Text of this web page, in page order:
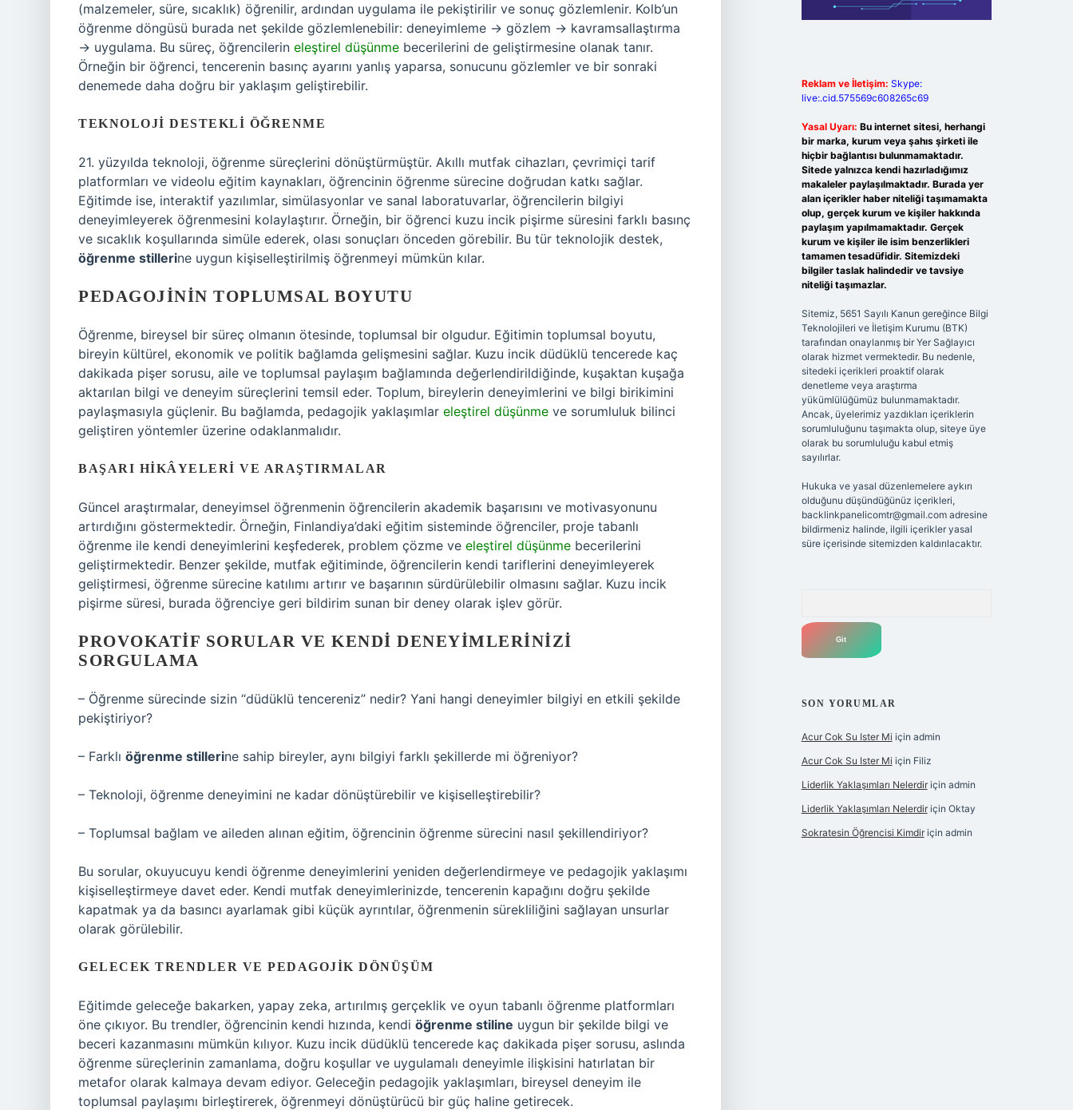
(malzemeler, süre, sıcaklık) öğrenilir, ardından uygulama ile pekiştirilir ve sonuç gözlemlenir. Kolb’un
öğrenme döngüsü burada net şekilde gözlemlenebilir: deneyimleme → gözlem → kavramsallaştırma
→ uygulama. Bu süreç, öğrencilerin eleştirel düşünme becerilerini de geliştirmesine olanak tanır.
Örneğin bir öğrenci, tencerenin basınç ayarını yanlış yaparsa, sonucunu gözlemler ve bir sonraki
denemede daha doğru bir yaklaşım geliştirebilir.
TEKNOLOJI DESTEKLI ÖĞRENME
21. yüzyılda teknoloji, öğrenme süreçlerini dönüştürmüştür. Akıllı mutfak cihazları, çevrimiçi tarif
platformları ve videolu eğitim kaynakları, öğrencinin öğrenme sürecine doğrudan katkı sağlar.
Eğitimde ise, interaktif yazılımlar, simülasyonlar ve sanal laboratuvarlar, öğrencilerin bilgiyi
deneyimleyerek öğrenmesini kolaylaştırır. Örneğin, bir öğrenci kuzu incik pişirme süresini farklı basınç
ve sıcaklık koşullarında simüle ederek, olası sonuçları önceden görebilir. Bu tür teknolojik destek,
öğrenme stillerine uygun kişiselleştirilmiş öğrenmeyi mümkün kılar.
PEDAGOJININ TOPLUMSAL BOYUTU
Öğrenme, bireysel bir süreç olmanın ötesinde, toplumsal bir olgudur. Eğitimin toplumsal boyutu,
bireyin kültürel, ekonomik ve politik bağlamda gelişmesini sağlar. Kuzu incik düdüklü tencerede kaç
dakikada pişer sorusu, aile ve toplumsal paylaşım bağlamında değerlendirildiğinde, kuşaktan kuşağa
aktarılan bilgi ve deneyim süreçlerini temsil eder. Toplum, bireylerin deneyimlerini ve bilgi birikimini
paylaşmasıyla güçlenir. Bu bağlamda, pedagojik yaklaşımlar eleştirel düşünme ve sorumluluk bilinci
geliştiren yöntemler üzerine odaklanmalıdır.
BAŞARI HIKÂYELERI VE ARAŞTIRMALAR
Güncel araştırmalar, deneyimsel öğrenmenin öğrencilerin akademik başarısını ve motivasyonunu
artırdığını göstermektedir. Örneğin, Finlandiya’daki eğitim sisteminde öğrenciler, proje tabanlı
öğrenme ile kendi deneyimlerini keşfederek, problem çözme ve eleştirel düşünme becerilerini
geliştirmektedir. Benzer şekilde, mutfak eğitiminde, öğrencilerin kendi tariflerini deneyimleyerek
geliştirmesi, öğrenme sürecine katılımı artırır ve başarının sürdürülebilir olmasını sağlar. Kuzu incik
pişirme süresi, burada öğrenciye geri bildirim sunan bir deney olarak işlev görür.
PROVOKATIF SORULAR VE KENDI DENEYIMLERINIZI
SORGULAMA
– Öğrenme sürecinde sizin “düdüklü tencereniz” nedir? Yani hangi deneyimler bilgiyi en etkili şekilde
pekiştiriyor?
– Farklı öğrenme stillerine sahip bireyler, aynı bilgiyi farklı şekillerde mi öğreniyor?
– Teknoloji, öğrenme deneyimini ne kadar dönüştürebilir ve kişiselleştirebilir?
– Toplumsal bağlam ve aileden alınan eğitim, öğrencinin öğrenme sürecini nasıl şekillendiriyor?
Bu sorular, okuyucuyu kendi öğrenme deneyimlerini yeniden değerlendirmeye ve pedagojik yaklaşımı
kişiselleştirmeye davet eder. Kendi mutfak deneyimlerinizde, tencerenin kapağını doğru şekilde
kapatmak ya da basıncı ayarlamak gibi küçük ayrıntılar, öğrenmenin sürekliliğini sağlayan unsurlar
olarak görülebilir.
GELECEK TRENDLER VE PEDAGOJIK DÖNÜŞÜM
Eğitimde geleceğe bakarken, yapay zeka, artırılmış gerçeklik ve oyun tabanlı öğrenme platformları
öne çıkıyor. Bu trendler, öğrencinin kendi hızında, kendi öğrenme stiline uygun bir şekilde bilgi ve
beceri kazanmasını mümkün kılıyor. Kuzu incik düdüklü tencerede kaç dakikada pişer sorusu, aslında
öğrenme süreçlerinin zamanlama, doğru koşullar ve uygulamalı deneyimle ilişkisini hatırlatan bir
metafor olarak kalmaya devam ediyor. Geleceğin pedagojik yaklaşımları, bireysel deneyim ile
toplumsal paylaşımı birleştirerek, öğrenmeyi dönüştürücü bir güç haline getirecek.
Reklam ve İletişim: Skype:
live:.cid.575569c608265c69
Yasal Uyarı: Bu internet sitesi, herhangi
bir marka, kurum veya şahıs şirketi ile
hiçbir bağlantısı bulunmamaktadır.
Sitede yalnızca kendi hazırladığımız
makaleler paylaşılmaktadır. Burada yer
alan içerikler haber niteliği taşımamakta
olup, gerçek kurum ve kişiler hakkında
paylaşım yapılmamaktadır. Gerçek
kurum ve kişiler ile isim benzerlikleri
tamamen tesadüfidir. Sitemizdeki
bilgiler taslak halindedir ve tavsiye
niteliği taşımazlar.
Sitemiz, 5651 Sayılı Kanun gereğince Bilgi
Teknolojileri ve İletişim Kurumu (BTK)
tarafından onaylanmış bir Yer Sağlayıcı
olarak hizmet vermektedir. Bu nedenle,
sitedeki içerikleri proaktif olarak
denetleme veya araştırma
yükümlülüğümüz bulunmamaktadır.
Ancak, üyelerimiz yazdıkları içeriklerin
sorumluluğunu taşımakta olup, siteye üye
olarak bu sorumluluğu kabul etmiş
sayılırlar.
Hukuka ve yasal düzenlemelere aykırı
olduğunu düşündüğünüz içerikleri,
backlinkpanelicomtr@gmail.comadresine
bildirmeniz halinde, ilgili içerikler yasal
süre içerisinde sitemizden kaldırılacaktır.
SON YORUMLAR
Acur Cok Su Ister Mi için admin
Acur Cok Su Ister Mi için Filiz
Liderlik Yaklaşımları Nelerdiriçin admin
Liderlik Yaklaşımları Nelerdiriçin Oktay
Sokratesin Öğrencisi Kimdiriçin admin